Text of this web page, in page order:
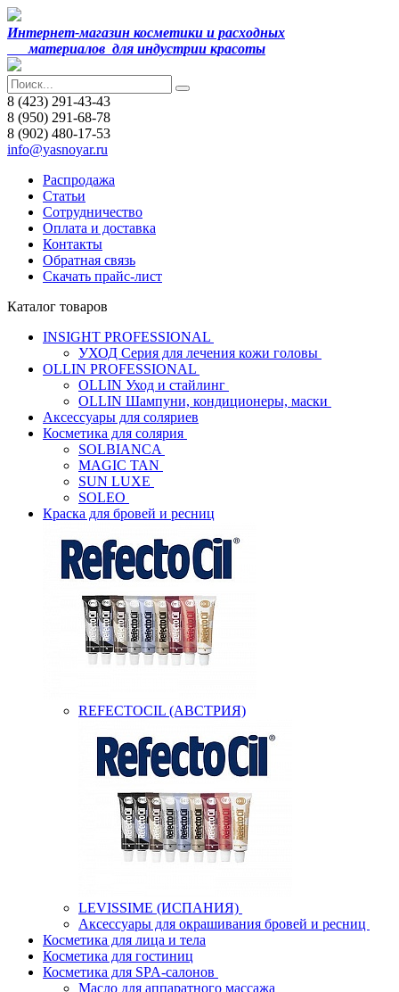
Интернет-магазин косметики и расходных
материалов для индустрии красоты
8 (423) 291-43-43
8 (950) 291-68-78
8 (902) 480-17-53
info@yasnoyar.ru
Распродажа
Статьи
Сотрудничество
Оплата и доставка
Контакты
Обратная связь
Скачать прайс-лист
Каталог товаров
INSIGHT PROFESSIONAL
УХОД Серия для лечения кожи головы
OLLIN PROFESSIONAL
OLLIN Уход и стайлинг
OLLIN Шампуни, кондиционеры, маски
Аксессуары для соляриев
Косметика для солярия
SOLBIANCA
MAGIC TAN
SUN LUXE
SOLEO
Краска для бровей и ресниц
REFECTOCIL (АВСТРИЯ)
LEVISSIME (ИСПАНИЯ)
Аксессуары для окрашивания бровей и ресниц
Косметика для лица и тела
Косметика для гостиниц
Косметика для SPA-салонов
Масло для аппаратного массажа